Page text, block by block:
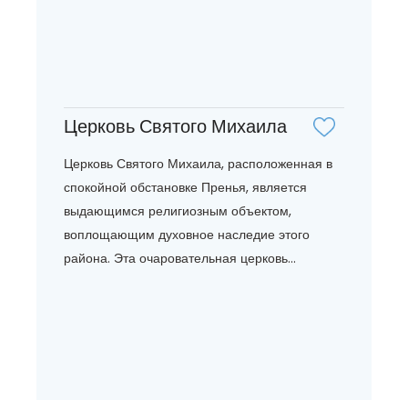
Церковь Святого Михаила
Церковь Святого Михаила, расположенная в
спокойной обстановке Пренья, является
выдающимся религиозным объектом,
воплощающим духовное наследие этого
района. Эта очаровательная церковь...